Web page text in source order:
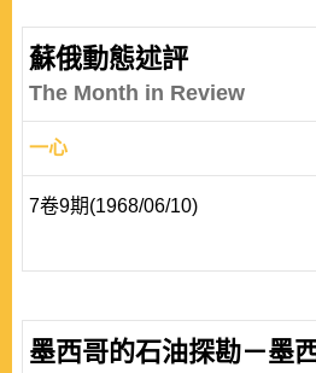
蘇俄動態述評
The Month in Review
一心
7卷9期(1968/06/10)
墨西哥的石油探勘－墨